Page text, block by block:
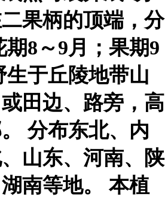
果柄的顶端，分
8～9月；果期9
生于丘陵地带山
田边、路旁，高
分布东北、内
山东、河南、陕
南等地。 本植